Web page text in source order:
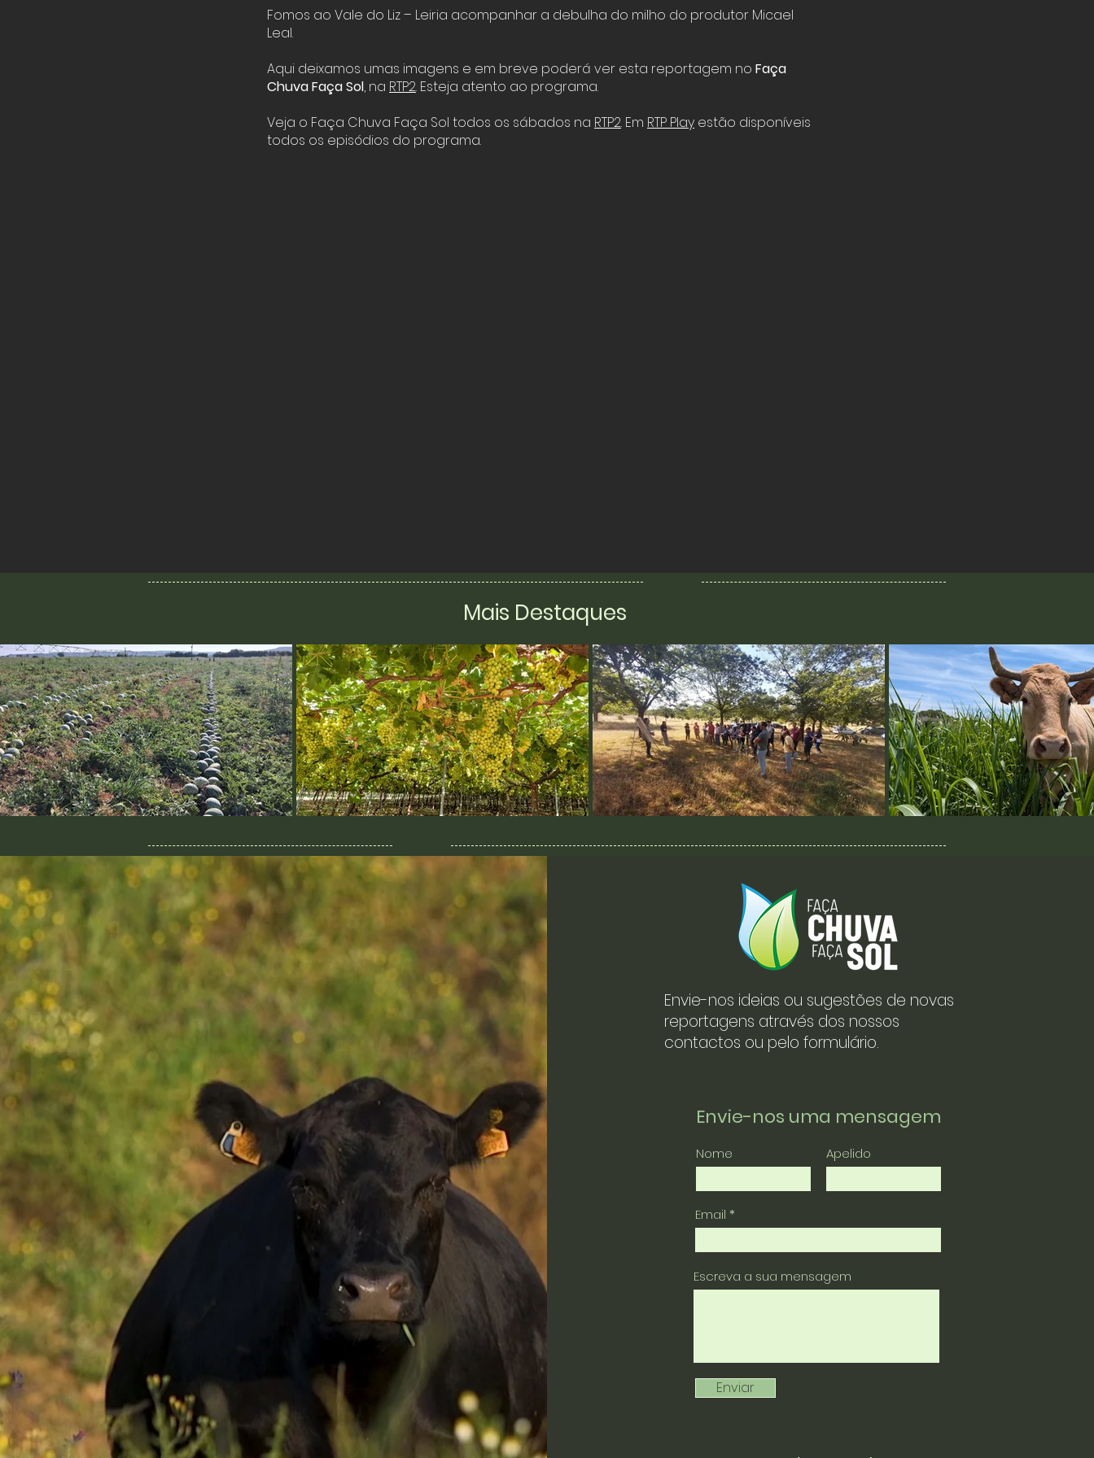
Fomos ao Vale do Liz – Leiria acompanhar a debulha do milho do produtor Micael
Leal.
Aqui deixamos umas imagens e em breve poderá ver esta reportagem no Faça
Chuva Faça Sol, na RTP2. Esteja atento ao programa.
Veja o Faça Chuva Faça Sol todos os sábados na RTP2. Em RTP Play estão disponíveis
todos os episódios do programa.
Mais Destaques
Envie-nos ideias ou sugestões de novas
reportagens através dos nossos
contactos ou pelo formulário.
Envie-nos uma mensagem
Nome Apelido
Email
Escreva a sua mensagem
Enviar